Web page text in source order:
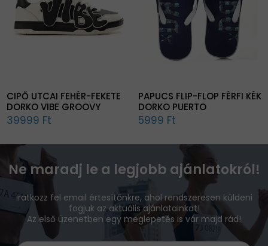
CIPŐ UTCAI FEHÉR-FEKETE
DORKO VIBE GROOVY
39999 Ft
PAPUCS FLIP-FLOP FÉRFI KÉK
DORKO PUERTO
5999 Ft
Ne maradj le a legjobb ajánlatokról!
Iratkozz fel email értesítőnkre, ahol rendszeresen küldeni
fogjuk az aktuális ajánlatainkat!
Az első üzenetben egy meglepetés is vár majd rád!